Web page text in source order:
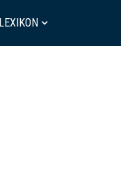
LEXIKON